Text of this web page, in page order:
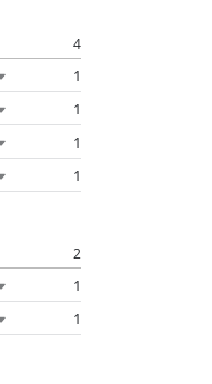
4
1
1
1
1
2
1
1